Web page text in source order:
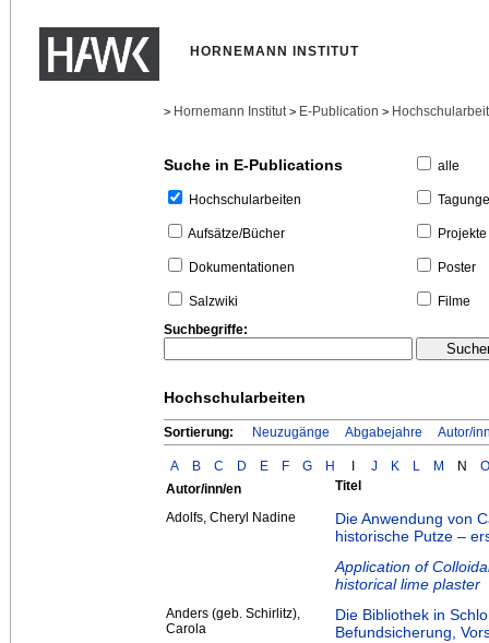
HORNEMANN INSTITUT
> Hornemann Institut > E-Publication >
Suche in E-Publications
Hochschularbeiten
Aufsätze/Bücher
Dokumentationen
Salzwiki
alle
Projekte
Poster
Filme
Suchbegriffe:
Hochschularbeiten
Sortierung: Neuzugänge Abgabejahre Autor/
A B C D E F G H J K L M N
O
Autor/inn/en
Titel
Adolfs, Cheryl Nadine
Die Anwendung von
historische Putze –
Application of
historical lime plaster
Anders (geb. Schirlitz),
Carola
Die Bibliothek in
Befundsicherung,